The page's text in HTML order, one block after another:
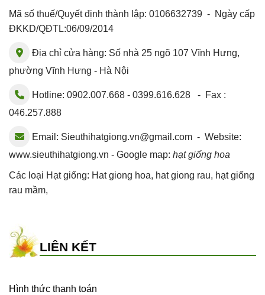
Mã số thuế/Quyết định thành lập: 0106632739 - Ngày cấp
ĐKKD/QĐTL:06/09/2014
Địa chỉ cửa hàng: Số nhà 25 ngõ 107 Vĩnh Hưng,
phường Vĩnh Hưng - Hà Nội
Hotline: 0902.007.668 - 0399.616.628 - Fax :
046.257.888
Email: Sieuthihatgiong.vn@gmail.com - Website:
www.sieuthihatgiong.vn - Google map: hạt giống hoa
Các loại Hạt giống: Hat giong hoa, hat giong rau, hạt giống
rau mầm,
LIÊN KẾT
Hình thức thanh toán